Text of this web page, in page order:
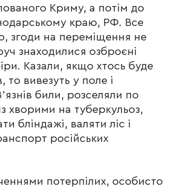
Криму, а потім до
краю, РФ. Все
згоди на переміщення не
знаходилися озброєні
Казали, якщо хтось буде
то вивезуть у поле і
били, розселяли по
хворими на туберкульоз,
бліндажі, валяти ліс і
російських
потерпілих, особисто